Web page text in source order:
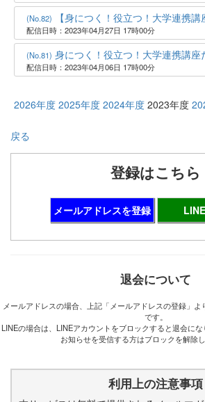
(No.82) 【身につく！役立つ！大学連携講
配信日時：2023年04月27日 17時00分
(No.81) 身につく！役立つ！大学連携講座
配信日時：2023年04月06日 17時00分
2026年度 2025年度 2024年度 2023年度
戻る
登録はこちら
メールアドレスを登録
退会について
メールアドレスの場合、上記「メールアドレスの登録」
です。
LINEの場合は、LINEアカウントをブロックすると退会に
お知らせを受信する方はブロックを解除し
利用上の注意事項